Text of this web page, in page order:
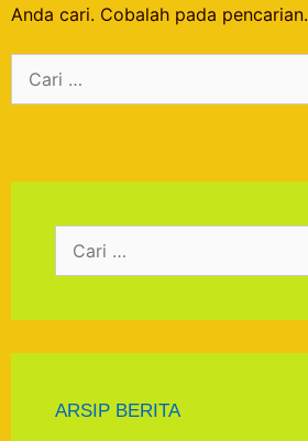
Anda cari. Cobalah pada pencarian.
ARSIP BERITA